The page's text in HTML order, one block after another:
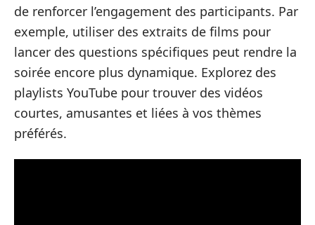
de renforcer l’engagement des participants. Par
exemple, utiliser des extraits de films pour
lancer des questions spécifiques peut rendre la
soirée encore plus dynamique. Explorez des
playlists YouTube pour trouver des vidéos
courtes, amusantes et liées à vos thèmes
préférés.